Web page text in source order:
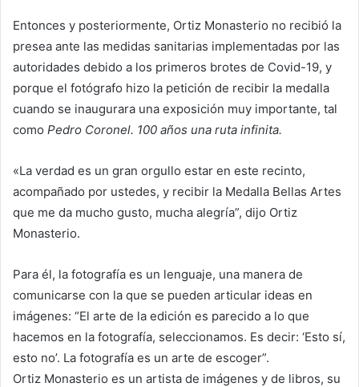
Entonces y posteriormente, Ortiz Monasterio no recibió la
presea ante las medidas sanitarias implementadas por las
autoridades debido a los primeros brotes de Covid-19, y
porque el fotógrafo hizo la petición de recibir la medalla
cuando se inaugurara una exposición muy importante, tal
como Pedro Coronel. 100 años una ruta infinita.
«La verdad es un gran orgullo estar en este recinto,
acompañado por ustedes, y recibir la Medalla Bellas Artes
que me da mucho gusto, mucha alegría”, dijo Ortiz
Monasterio.
Para él, la fotografía es un lenguaje, una manera de
comunicarse con la que se pueden articular ideas en
imágenes: “El arte de la edición es parecido a lo que
hacemos en la fotografía, seleccionamos. Es decir: ‘Esto sí,
esto no’. La fotografía es un arte de escoger”.
Ortiz Monasterio es un artista de imágenes y de libros, su